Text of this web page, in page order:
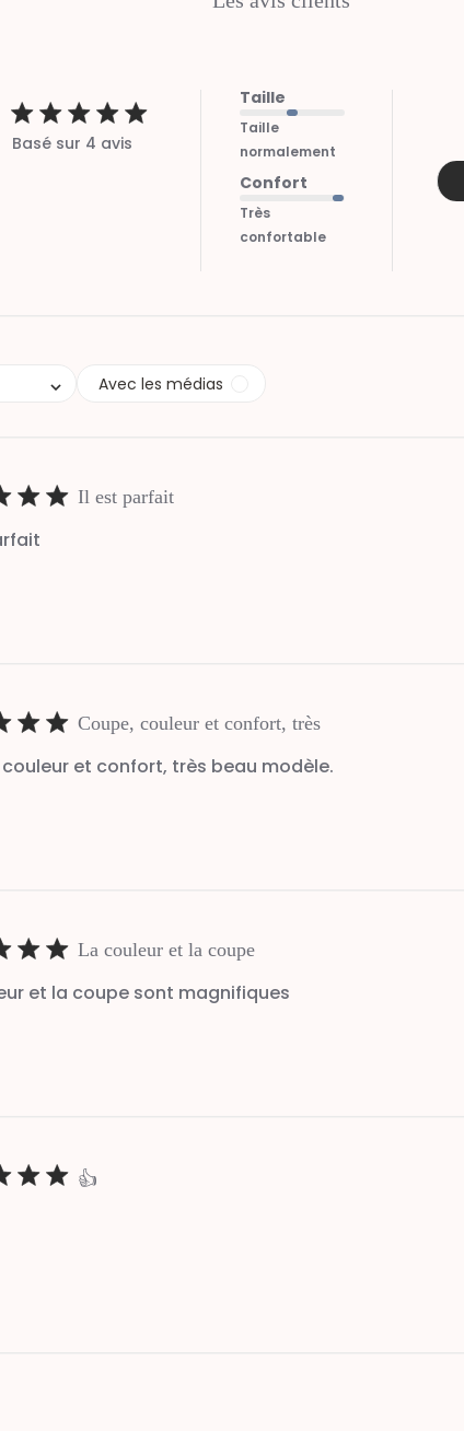
5 out of 5 stars 4 total reviews
Basé sur 4 avis
Taille
Taille
normalement
Confort
Très
confortable
Avec les médias
Il est parfait
Coupe, couleur et confort, très
et confort, très beau modèle.
La couleur et la coupe
et la coupe sont magnifiques
👍